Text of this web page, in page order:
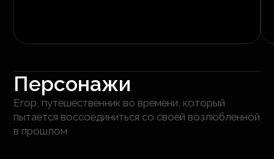
Персонажи
Егор, путешественник во времени, который
пытается воссоединиться со своей возлюбленной
в прошлом